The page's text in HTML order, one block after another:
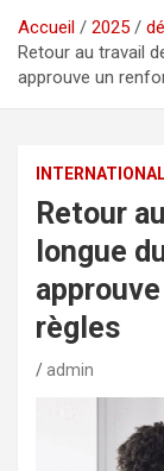
Accueil 2025
Retour au travail
approuve un
Retour
longue
règles
admin